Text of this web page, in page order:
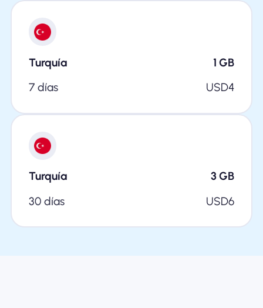
Turquía 1 GB
7 días
USD4
Turquía 3 GB
30 días
USD6